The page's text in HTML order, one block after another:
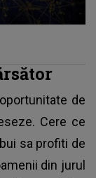
de
Cere ce
sa profiti de
din jurul